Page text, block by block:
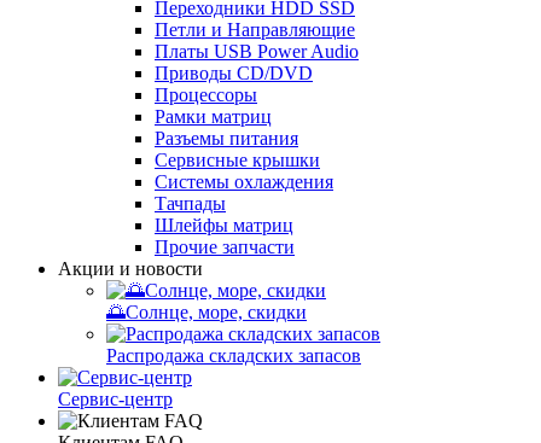
Переходники HDD SSD
Петли и Направляющие
Платы USB Power Audio
Приводы CD/DVD
Процессоры
Рамки матриц
Разъемы питания
Сервисные крышки
Системы охлаждения
Тачпады
Шлейфы матриц
Прочие запчасти
Акции и новости
🌅Солнце, море, скидки
Распродажа складских запасов
Сервис-центр